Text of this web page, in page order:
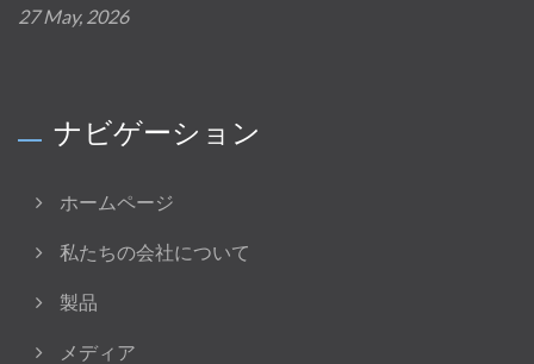
27 May, 2026
ナビゲーション
ホームページ
私たちの会社について
製品
メディア